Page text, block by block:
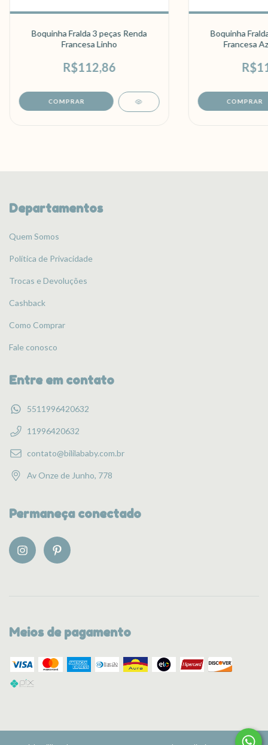
Boquinha Fralda 3 peças Renda
Francesa Linho
R$112,86
Boquinha
Francesa
Departamentos
Quem Somos
Política de Privacidade
Trocas e Devoluções
Cashback
Como Comprar
Fale conosco
Entre em contato
5511996420632
11996420632
contato@bililababy.com.br
Av Onze de Junho, 778
Permaneça conectado
Meios de pagamento